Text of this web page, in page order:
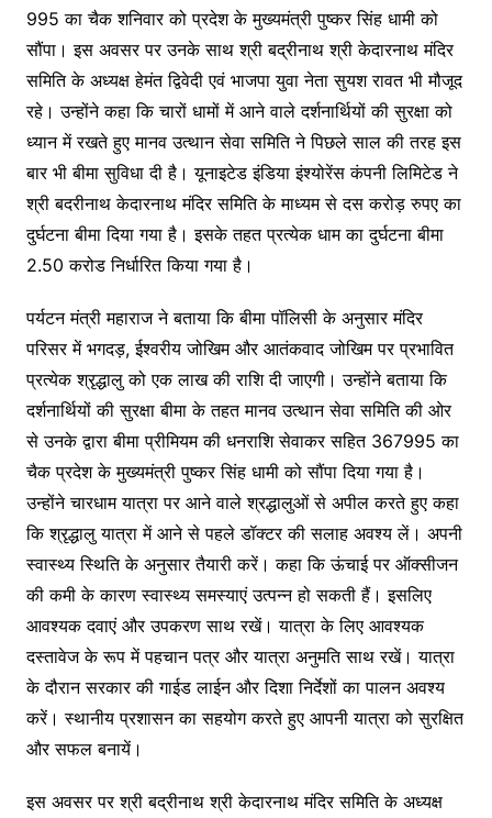
995 का चैक शनिवार को प्रदेश के मुख्यमंत्री पुष्कर सिंह धामी को
सौंपा। इस अवसर पर उनके साथ श्री बद्रीनाथ श्री केदारनाथ मंदिर
समिति के अध्यक्ष हेमंत द्विवेदी एवं भाजपा युवा नेता सुयश रावत भी मौजूद
रहे। उन्होंने कहा कि चारों धामों में आने वाले दर्शनार्थियों की सुरक्षा को
ध्यान में रखते हुए मानव उत्थान सेवा समिति ने पिछले साल की तरह इस
बार भी बीमा सुविधा दी है। यूनाइटेड इंडिया इंश्योरेंस कंपनी लिमिटेड ने
श्री बदरीनाथ केदारनाथ मंदिर समिति के माध्यम से दस करोड़ रुपए का
दुर्घटना बीमा दिया गया है। इसके तहत प्रत्येक धाम का दुर्घटना बीमा
2.50 करोड निर्धारित किया गया है।
पर्यटन मंत्री महाराज ने बताया कि बीमा पॉलिसी के अनुसार मंदिर
परिसर में भगदड़, ईश्वरीय जोखिम और आतंकवाद जोखिम पर प्रभावित
प्रत्येक श्रृद्धालु को एक लाख की राशि दी जाएगी। उन्होंने बताया कि
दर्शनार्थियों की सुरक्षा बीमा के तहत मानव उत्थान सेवा समिति की ओर
से उनके द्वारा बीमा प्रीमियम की धनराशि सेवाकर सहित 367995 का
चैक प्रदेश के मुख्यमंत्री पुष्कर सिंह धामी को सौंपा दिया गया है।
उन्होंने चारधाम यात्रा पर आने वाले श्रद्धालुओं से अपील करते हुए कहा
कि श्रृद्धालु यात्रा में आने से पहले डॉक्टर की सलाह अवश्य लें। अपनी
स्वास्थ्य स्थिति के अनुसार तैयारी करें। कहा कि ऊंचाई पर ऑक्सीजन
की कमी के कारण स्वास्थ्य समस्याएं उत्पन्न हो सकती हैं। इसलिए
आवश्यक दवाएं और उपकरण साथ रखें। यात्रा के लिए आवश्यक
दस्तावेज के रूप में पहचान पत्र और यात्रा अनुमति साथ रखें। यात्रा
के दौरान सरकार की गाईड लाईन और दिशा निर्देशों का पालन अवश्य
करें। स्थानीय प्रशासन का सहयोग करते हुए आपनी यात्रा को सुरक्षित
और सफल बनायें।
इस अवसर पर श्री बद्रीनाथ श्री केदारनाथ मंदिर समिति के अध्यक्ष